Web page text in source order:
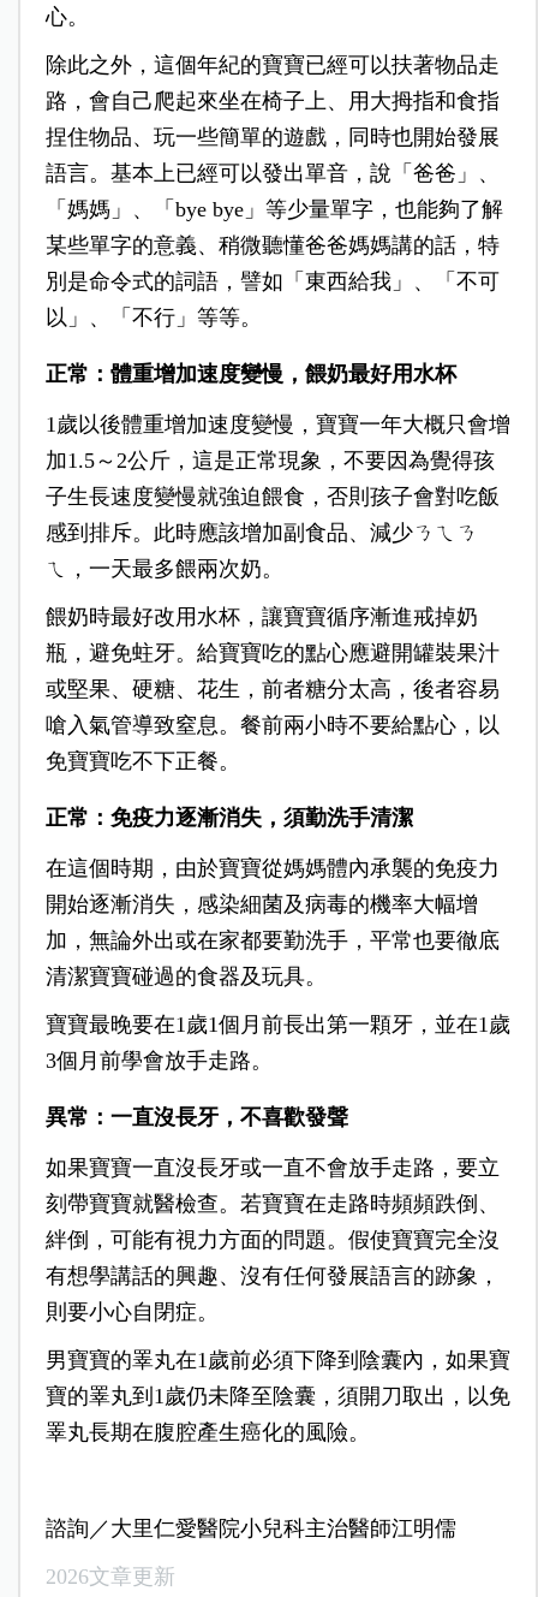
心。
除此之外，這個年紀的寶寶已經可以扶著物品走
路，會自己爬起來坐在椅子上、用大拇指和食指
捏住物品、玩一些簡單的遊戲，同時也開始發展
語言。基本上已經可以發出單音，說「爸爸」、
「媽媽」、「bye bye」等少量單字，也能夠了解
某些單字的意義、稍微聽懂爸爸媽媽講的話，特
別是命令式的詞語，譬如「東西給我」、「不可
以」、「不行」等等。
正常：體重增加速度變慢，餵奶最好用水杯
1歲以後體重增加速度變慢，寶寶一年大概只會增
加1.5～2公斤，這是正常現象，不要因為覺得孩
子生長速度變慢就強迫餵食，否則孩子會對吃飯
感到排斥。此時應該增加副食品、減少ㄋㄟㄋ
ㄟ，一天最多餵兩次奶。
餵奶時最好改用水杯，讓寶寶循序漸進戒掉奶
瓶，避免蛀牙。給寶寶吃的點心應避開罐裝果汁
或堅果、硬糖、花生，前者糖分太高，後者容易
嗆入氣管導致窒息。餐前兩小時不要給點心，以
免寶寶吃不下正餐。
正常：免疫力逐漸消失，須勤洗手清潔
在這個時期，由於寶寶從媽媽體內承襲的免疫力
開始逐漸消失，感染細菌及病毒的機率大幅增
加，無論外出或在家都要勤洗手，平常也要徹底
清潔寶寶碰過的食器及玩具。
寶寶最晚要在1歲1個月前長出第一顆牙，並在1歲
3個月前學會放手走路。
異常：一直沒長牙，不喜歡發聲
如果寶寶一直沒長牙或一直不會放手走路，要立
刻帶寶寶就醫檢查。若寶寶在走路時頻頻跌倒、
絆倒，可能有視力方面的問題。假使寶寶完全沒
有想學講話的興趣、沒有任何發展語言的跡象，
則要小心自閉症。
男寶寶的睪丸在1歲前必須下降到陰囊內，如果寶
寶的睪丸到1歲仍未降至陰囊，須開刀取出，以免
睪丸長期在腹腔產生癌化的風險。
諮詢／大里仁愛醫院小兒科主治醫師江明儒
2026文章更新